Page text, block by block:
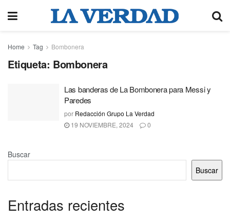
Home Tag Bombonera
Etiqueta: Bombonera
Las banderas de La Bombonera para Messi y
Paredes
por Redacción Grupo La Verdad
19 NOVIEMBRE, 2024
0
Buscar
Buscar
Entradas recientes